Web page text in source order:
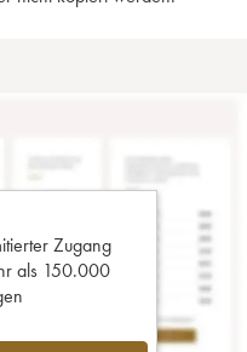
Zugang
als 150.000